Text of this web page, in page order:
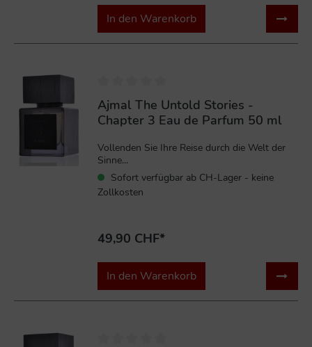
In den Warenkorb
Ajmal The Untold Stories -
Chapter 3 Eau de Parfum 50 ml
Vollenden Sie Ihre Reise durch die Welt der
Sinne...
Sofort verfügbar ab CH-Lager - keine
Zollkosten
49,90 CHF*
In den Warenkorb